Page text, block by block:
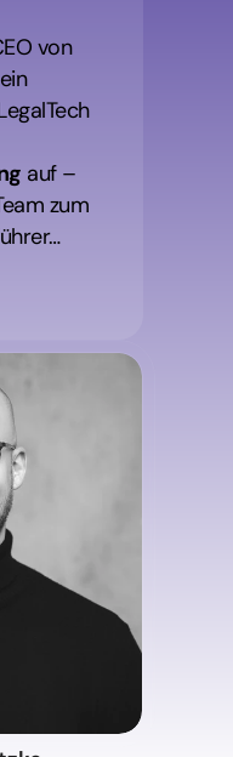
Als Mitgründer und CEO von
auf –
zum